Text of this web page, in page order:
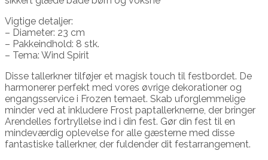
Vigtige detaljer:
– Diameter: 23 cm
– Pakkeindhold: 8 stk.
– Tema: Wind Spirit
Disse tallerkner tilføjer et magisk touch til festbordet. De
harmonerer perfekt med vores øvrige dekorationer og
engangsservice i Frozen temaet. Skab uforglemmelige
minder ved at inkludere Frost paptallerknerne, der bringer
Arendelles fortryllelse ind i din fest. Gør din fest til en
mindeværdig oplevelse for alle gæsterne med disse
fantastiske tallerkner, der fuldender dit festarrangement.